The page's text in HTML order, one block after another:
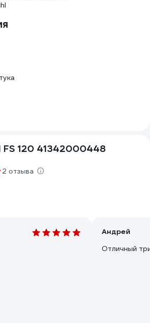
FS 120 41342000448
2 отзыва
Андрей
Отличный